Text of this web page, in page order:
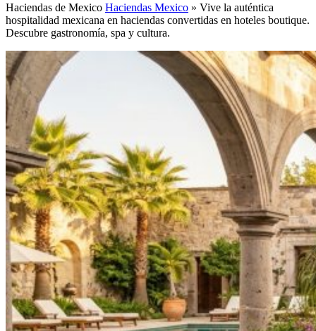
Haciendas de Mexico Haciendas Mexico » Vive la auténtica
hospitalidad mexicana en haciendas convertidas en hoteles boutique.
Descubre gastronomía, spa y cultura.